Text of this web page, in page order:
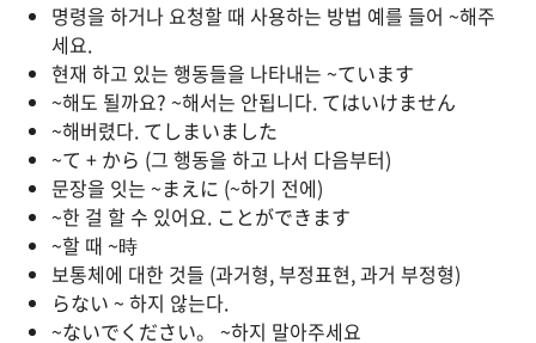
명령을 하거나 요청할 때 사용하는 방법 예를 들어 ~해주
세요.
현재 하고 있는 행동들을 나타내는 ~ています
~해도 될까요? ~해서는 안됩니다. てはいけません
~해버렸다. てしまいました
~て + から (그 행동을 하고 나서 다음부터)
문장을 잇는 ~まえに (~하기 전에)
~한 걸 할 수 있어요. ことができます
~할 때 ~時
보통체에 대한 것들 (과거형, 부정표현, 과거 부정형)
らない ~ 하지 않는다.
~ないでください。 ~하지 말아주세요